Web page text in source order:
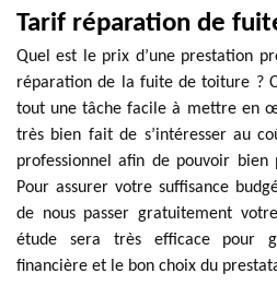
Tarif réparation de
Quel est le prix d’une prestation
réparation de la fuite de toiture ?
tout une tâche facile à mettre en
très bien fait de s’intéresser au
professionnel afin de pouvoir
Pour assurer votre suffisance
de nous passer gratuitement
étude sera très efficace pour
financière et le bon choix du